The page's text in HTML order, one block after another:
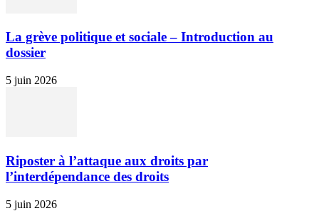
La grève politique et sociale – Introduction au
dossier
5 juin 2026
Riposter à l’attaque aux droits par
l’interdépendance des droits
5 juin 2026